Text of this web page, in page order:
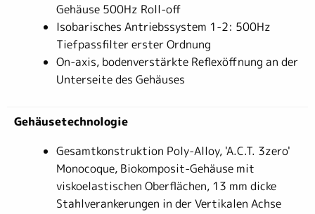
Gehäuse 500Hz Roll-off
Isobarisches Antriebssystem 1-2: 500Hz
Tiefpassfilter erster Ordnung
On-axis, bodenverstärkte Reflexöffnung an der
Unterseite des Gehäuses
Gehäusetechnologie
Gesamtkonstruktion Poly-Alloy, 'A.C.T. 3zero'
Monocoque, Biokomposit-Gehäuse mit
viskoelastischen Oberflächen, 13 mm dicke
Stahlverankerungen in der Vertikalen Achse